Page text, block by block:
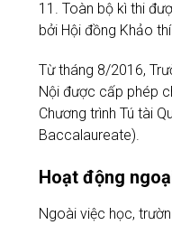
11. Toàn bộ kì thi
bởi Hội đồng Khảo
Từ tháng 8/2016,
Nội được cấp phép
Chương trình Tú tài
Baccalaureate).
Hoạt động
Ngoài việc học,